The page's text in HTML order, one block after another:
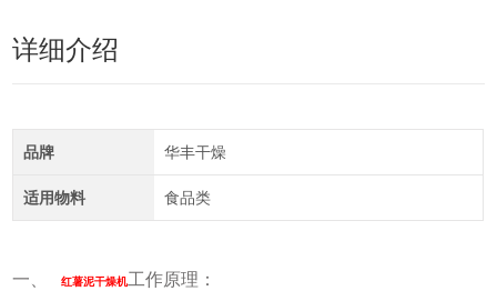
详细介绍
品牌 华丰干燥
适用物料 食品类
一、 红薯泥干燥机工作原理：